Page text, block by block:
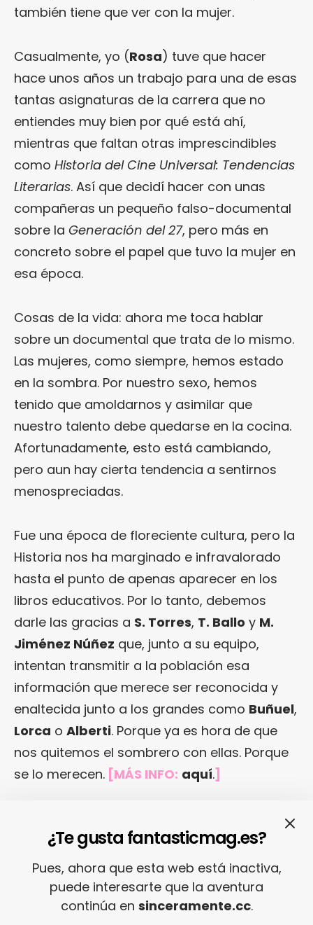
también tiene que ver con la mujer.
Casualmente, yo (Rosa) tuve que hacer
hace unos años un trabajo para una de esas
tantas asignaturas de la carrera que no
entiendes muy bien por qué está ahí,
mientras que faltan otras imprescindibles
como Historia del Cine Universal: Tendencias
Literarias. Así que decidí hacer con unas
compañeras un pequeño falso-documental
sobre la Generación del 27, pero más en
concreto sobre el papel que tuvo la mujer en
esa época.
Cosas de la vida: ahora me toca hablar
sobre un documental que trata de lo mismo.
Las mujeres, como siempre, hemos estado
en la sombra. Por nuestro sexo, hemos
tenido que amoldarnos y asimilar que
nuestro talento debe quedarse en la cocina.
Afortunadamente, esto está cambiando,
pero aun hay cierta tendencia a sentirnos
menospreciadas.
Fue una época de floreciente cultura, pero la
Historia nos ha marginado e infravalorado
hasta el punto de apenas aparecer en los
libros educativos. Por lo tanto, debemos
darle las gracias a S. Torres, T. Ballo y M.
Jiménez Núñez que, junto a su equipo,
intentan transmitir a la población esa
información que merece ser reconocida y
enaltecida junto a los grandes como Buñuel,
Lorca o Alberti. Porque ya es hora de que
nos quitemos el sombrero con ellas. Porque
se lo merecen. [MÁS INFO: aquí.]
¿Te gusta fantasticmag.es?
Pues, ahora que esta web está inactiva,
puede interesarte que la aventura
continúa en sinceramente.cc.